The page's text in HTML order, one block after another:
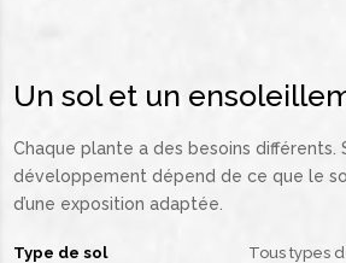
Un sol et un
Chaque plante a des besoins différents.
développement dépend de ce que le
d’une exposition adaptée.
Type de sol
Tous types